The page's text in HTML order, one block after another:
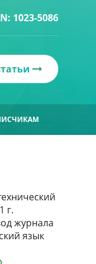
1023-5086
г.
журнала
язык